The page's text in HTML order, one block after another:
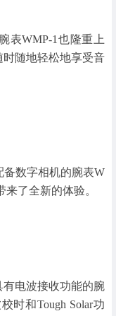
表WMP-1也隆重上
随地轻松地享受音
备数字相机的腕表W
了全新的体验。
有电波接收功能的腕
时和Tough Solar功